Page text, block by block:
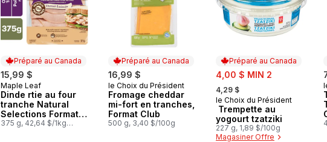
Préparé au Canada
15,99 $
Préparé au Canada
Maple Leaf
Dinde rtie au four
tranche Natural
Selections Format
familial
375 g, 42,64 $/1kg
Préparé au Canada
16,99 $
Préparé au Canada
le Choix du Président
Fromage cheddar
mi-fort en tranches,
Format Club
500 g, 3,40 $/100g
Préparé au Canada
sale:
4,00 $ MIN 2
, formerly:
4,29 $
Préparé au Canada
le Choix du Président
Trempette au
yogourt tzatziki
227 g, 1,89 $/100g
Magasiner Offre